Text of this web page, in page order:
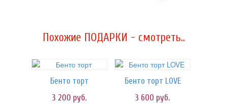
Похожие ПОДАРКИ - смотреть..
Бенто торт
3 200 руб.
Бенто торт LOVE
3 600 руб.